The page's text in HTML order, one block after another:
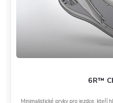
6R™
Minimalistické prvky pro jezdce, kteří